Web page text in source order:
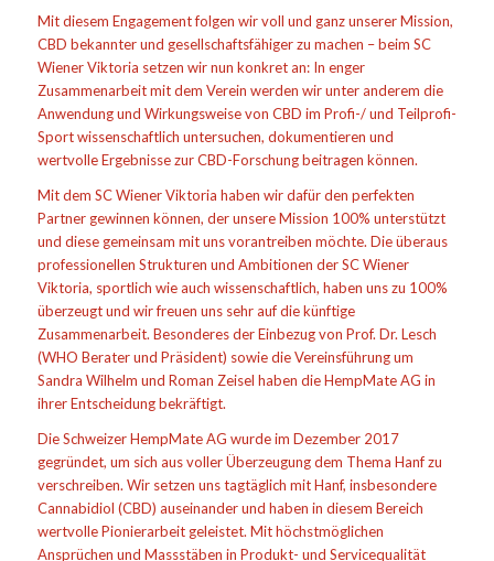
Mit diesem Engagement folgen wir voll und ganz unserer Mission,
CBD bekannter und gesellschaftsfähiger zu machen – beim SC
Wiener Viktoria setzen wir nun konkret an: In enger
Zusammenarbeit mit dem Verein werden wir unter anderem die
Anwendung und Wirkungsweise von CBD im Profi-/ und Teilprofi-
Sport wissenschaftlich untersuchen, dokumentieren und
wertvolle Ergebnisse zur CBD-Forschung beitragen können.
Mit dem SC Wiener Viktoria haben wir dafür den perfekten
Partner gewinnen können, der unsere Mission 100% unterstützt
und diese gemeinsam mit uns vorantreiben möchte. Die überaus
professionellen Strukturen und Ambitionen der SC Wiener
Viktoria, sportlich wie auch wissenschaftlich, haben uns zu 100%
überzeugt und wir freuen uns sehr auf die künftige
Zusammenarbeit. Besonderes der Einbezug von Prof. Dr. Lesch
(WHO Berater und Präsident) sowie die Vereinsführung um
Sandra Wilhelm und Roman Zeisel haben die HempMate AG in
ihrer Entscheidung bekräftigt.
Die Schweizer HempMate AG wurde im Dezember 2017
gegründet, um sich aus voller Überzeugung dem Thema Hanf zu
verschreiben. Wir setzen uns tagtäglich mit Hanf, insbesondere
Cannabidiol (CBD) auseinander und haben in diesem Bereich
wertvolle Pionierarbeit geleistet. Mit höchstmöglichen
Ansprüchen und Massstäben in Produkt- und Servicequalität